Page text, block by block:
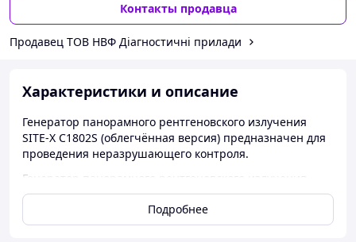
Контакты продавца
Продавец ТОВ НВФ Діагностичні прилади
Характеристики и описание
Генератор панорамного рентгеновского излучения
SITE-X С1802S (облегчённая версия) предназначен для
проведения неразрушающего контроля.
Генератор панорамного рентгеновского излучения
SITE-X С1802S (облегчённая версия) предназначен для
проведения неразрушающего контроля и
промышленной дефектоскопии в заводских и полевых
Подробнее